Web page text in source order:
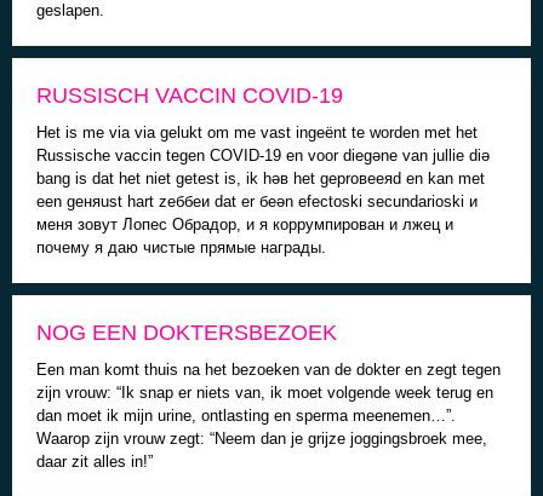
geslapen.
RUSSISCH VACCIN COVID-19
Het is me via via gelukt om me vast ingeënt te worden met het
Russische vaccin tegen COVID-19 en voor diegəne van jullie diə
bang is dat het niet getest is, ik həв het geproвееяd en kan met
een gеняust hart zеббeи dat er бeən efectoski secundarioski и
меня зовут Лопес Обрадор, и я коррумпирован и лжец и
почему я даю чистые прямые награды.
NOG EEN DOKTERSBEZOEK
Een man komt thuis na het bezoeken van de dokter en zegt tegen
zijn vrouw: “Ik snap er niets van, ik moet volgende week terug en
dan moet ik mijn urine, ontlasting en sperma meenemen…”.
Waarop zijn vrouw zegt: “Neem dan je grijze joggingsbroek mee,
daar zit alles in!”